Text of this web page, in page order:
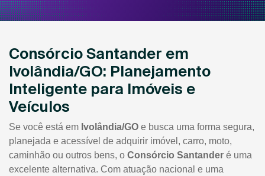
Consórcio Santander em
Ivolândia/GO: Planejamento
Inteligente para Imóveis e
Veículos
Se você está em Ivolândia/GO e busca uma forma segura,
planejada e acessível de adquirir imóvel, carro, moto,
caminhão ou outros bens, o Consórcio Santander é uma
excelente alternativa. Com atuação nacional e uma